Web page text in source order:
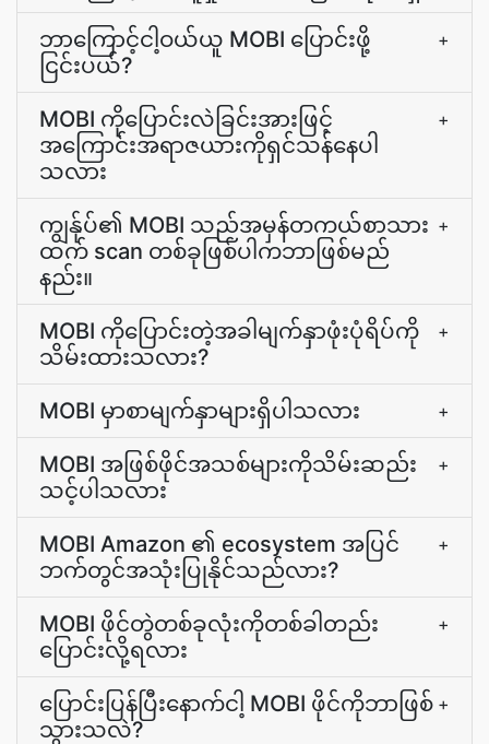
ဘာကြောင့်ငါ့ဝယ်ယူ MOBI ပြောင်းဖို့
ငြင်းပယ်?
+
MOBI ကိုပြောင်းလဲခြင်းအားဖြင့်
အကြောင်းအရာဇယားကိုရှင်သန်နေပါ
သလား
+
ကျွန်ုပ်၏ MOBI သည်အမှန်တကယ်စာသား
ထက် scan တစ်ခုဖြစ်ပါကဘာဖြစ်မည်
နည်း။
+
MOBI ကိုပြောင်းတဲ့အခါမျက်နှာဖုံးပုံရိပ်ကို
သိမ်းထားသလား?
+
MOBI မှာစာမျက်နှာများရှိပါသလား +
MOBI အဖြစ်ဖိုင်အသစ်များကိုသိမ်းဆည်း
သင့်ပါသလား
+
MOBI Amazon ၏ ecosystem အပြင်
ဘက်တွင်အသုံးပြုနိုင်သည်လား?
+
MOBI ဖိုင်တွဲတစ်ခုလုံးကိုတစ်ခါတည်း
ပြောင်းလို့ရလား
+
ပြောင်းပြန်ပြီးနောက်ငါ့ MOBI ဖိုင်ကိုဘာဖြစ်
သွားသလဲ?
+